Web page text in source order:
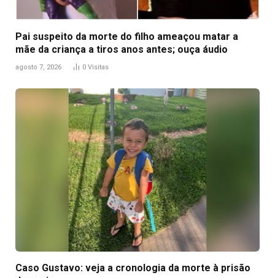
Pai suspeito da morte do filho ameaçou matar a
mãe da criança a tiros anos antes; ouça áudio
agosto 7, 2026 0 Visitas
Caso Gustavo: veja a cronologia da morte à prisão